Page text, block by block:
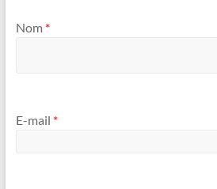
Nom *
E-mail *